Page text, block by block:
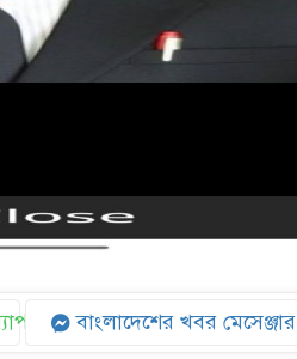
বাংলাদেশের খবর মেসেঞ্জার